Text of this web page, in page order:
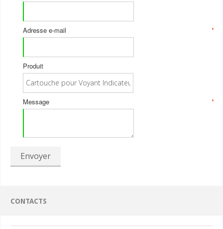
*
Adresse e-mail
Produit
*
Message
Envoyer
CONTACTS